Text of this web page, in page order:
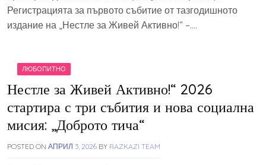
Регистрацията за първото събитие от тазгодишното
издание на „Нестле за Живей Активно!“ –….
ЛЮБОПИТНО
Нестле за Живей Активно!“ 2026
стартира с три събития и нова социална
мисия: „Доброто тича“
POSTED ON АПРИЛ 3, 2026 BY RAZKAZI TEAM